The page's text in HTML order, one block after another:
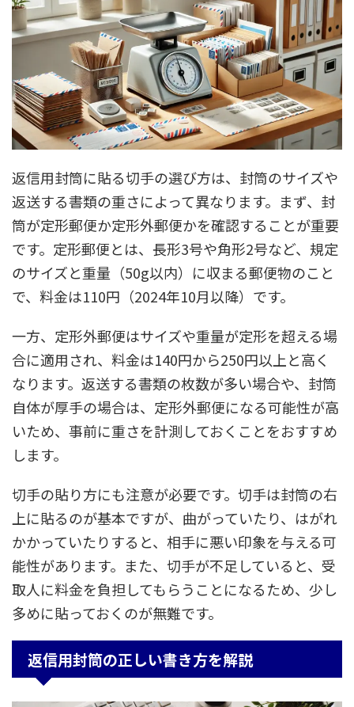
返信用封筒に貼る切手の選び方は、封筒のサイズや
返送する書類の重さによって異なります。まず、封
筒が定形郵便か定形外郵便かを確認することが重要
です。定形郵便とは、長形3号や角形2号など、規定
のサイズと重量（50g以内）に収まる郵便物のこと
で、料金は110円（2024年10月以降）です。
一方、定形外郵便はサイズや重量が定形を超える場
合に適用され、料金は140円から250円以上と高く
なります。返送する書類の枚数が多い場合や、封筒
自体が厚手の場合は、定形外郵便になる可能性が高
いため、事前に重さを計測しておくことをおすすめ
します。
切手の貼り方にも注意が必要です。切手は封筒の右
上に貼るのが基本ですが、曲がっていたり、はがれ
かかっていたりすると、相手に悪い印象を与える可
能性があります。また、切手が不足していると、受
取人に料金を負担してもらうことになるため、少し
多めに貼っておくのが無難です。
返信用封筒の正しい書き方を解説